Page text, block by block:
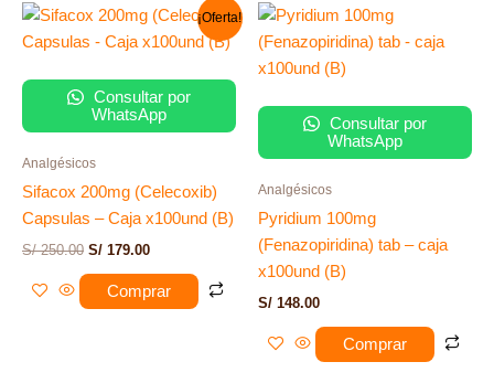
¡Oferta!
Consultar por
WhatsApp
Analgésicos
Sifacox 200mg (Celecoxib)
Capsulas – Caja x100und (B)
S/250.00
El
original
S/ 179.00
El
precio
actual
Comprar
Consultar por
WhatsApp
Analgésicos
Pyridium 100mg
(Fenazopiridina) tab – caja
x100und (B)
S/ 148.00
Comprar